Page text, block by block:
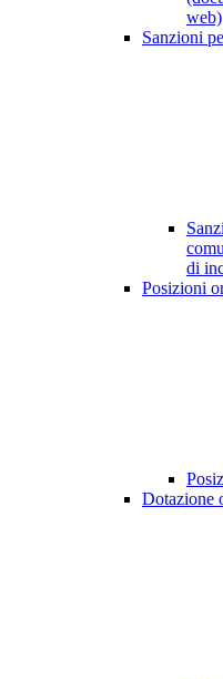
web)
Sanzioni
di
Posizioni
Dotazione